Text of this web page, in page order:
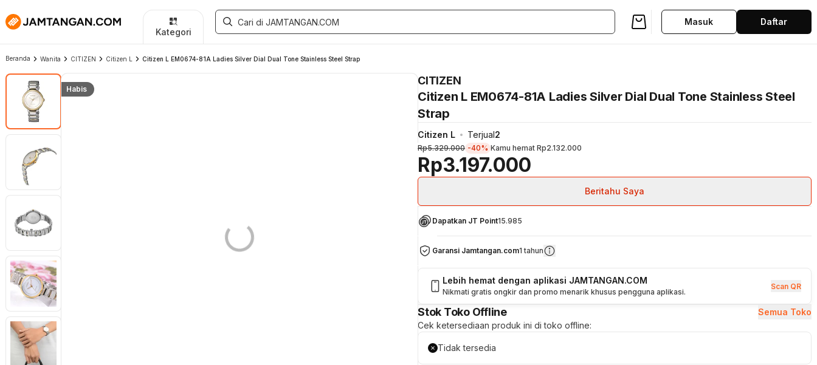
Kategori
Masuk Daftar
Beranda Wanita CITIZEN Citizen L Citizen L EM0674-81A Ladies Silver Dial Dual Tone Stainless Steel Strap
Habis
CITIZEN
Citizen L EM0674-81A Ladies Silver Dial Dual Tone Stainless Steel
Strap
Citizen L Terjual2
Rp3.197.000
Rp5.329.000 -40% Kamu hemat Rp2.132.000
Beritahu Saya
Dapatkan JT Point15.985
Garansi Jamtangan.com1 tahun
Lebih hemat dengan aplikasi JAMTANGAN.COM
Nikmati gratis ongkir dan promo menarik khusus pengguna aplikasi.
Scan QR
Stok Toko Offline
Semua Toko
Cek ketersediaan produk ini di toko offline:
Tidak tersedia